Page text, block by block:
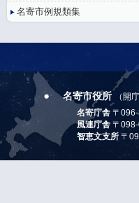
名寄市例規類集
名寄市役所 （開
名寄庁舎 〒
風連庁舎 〒
智恵文支所 〒